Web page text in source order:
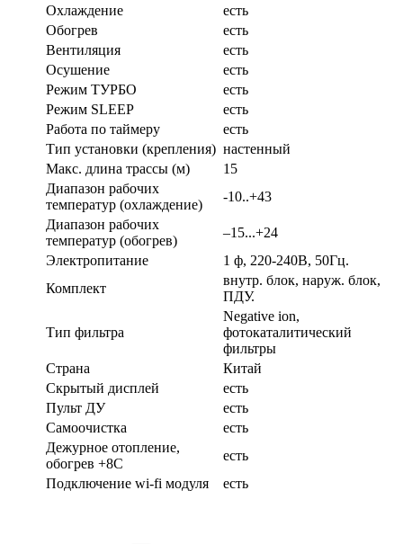
Охлаждение
есть
Обогрев
есть
Вентиляция
есть
Осушение
есть
Режим ТУРБО
есть
Режим SLEEP
есть
Работа по таймеру
есть
Тип установки (крепления) настенный
Макс. длина трассы (м)
15
Диапазон рабочих
температур (охлаждение)
-10..+43
Диапазон рабочих
температур (обогрев)
–15...+24
Электропитание
1 ф, 220-240В, 50Гц.
Комплект
внутр. блок, наруж. блок,
ПДУ.
Тип фильтра
Negative ion,
фотокаталитический
фильтры
Страна
Китай
Скрытый дисплей
есть
Пульт ДУ
есть
Самоочистка
есть
Дежурное отопление,
обогрев +8С
есть
Подключение wi-fi модуля
есть